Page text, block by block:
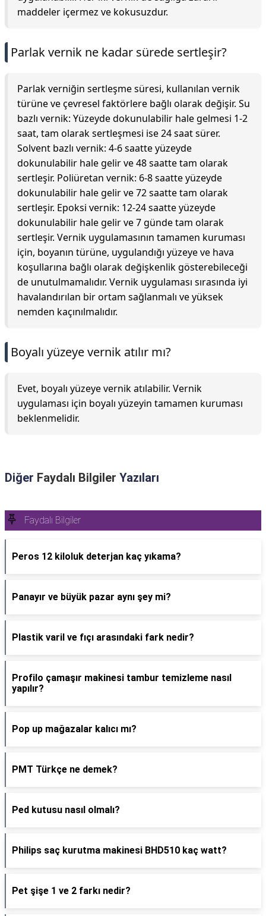
maddeler içermez ve kokusuzdur.
Parlak vernik ne kadar sürede sertleşir?
Parlak verniğin sertleşme süresi, kullanılan vernik
türüne ve çevresel faktörlere bağlı olarak değişir. Su
bazlı vernik: Yüzeyde dokunulabilir hale gelmesi 1-2
saat, tam olarak sertleşmesi ise 24 saat sürer.
Solvent bazlı vernik: 4-6 saatte yüzeyde
dokunulabilir hale gelir ve 48 saatte tam olarak
sertleşir. Poliüretan vernik: 6-8 saatte yüzeyde
dokunulabilir hale gelir ve 72 saatte tam olarak
sertleşir. Epoksi vernik: 12-24 saatte yüzeyde
dokunulabilir hale gelir ve 7 günde tam olarak
sertleşir. Vernik uygulamasının tamamen kuruması
için, boyanın türüne, uygulandığı yüzeye ve hava
koşullarına bağlı olarak değişkenlik gösterebileceği
de unutulmamalıdır. Vernik uygulaması sırasında iyi
havalandırılan bir ortam sağlanmalı ve yüksek
nemden kaçınılmalıdır.
Boyalı yüzeye vernik atılır mı?
Evet, boyalı yüzeye vernik atılabilir. Vernik
uygulaması için boyalı yüzeyin tamamen kuruması
beklenmelidir.
Diğer Faydalı Bilgiler Yazıları
Faydalı Bilgiler
Peros 12 kiloluk deterjan kaç yıkama?
Panayır ve büyük pazar aynı şey mi?
Plastik varil ve fıçı arasındaki fark nedir?
Profilo çamaşır makinesi tambur temizleme nasıl
yapılır?
Pop up mağazalar kalıcı mı?
PMT Türkçe ne demek?
Ped kutusu nasıl olmalı?
Philips saç kurutma makinesi BHD510 kaç watt?
Pet şişe 1 ve 2 farkı nedir?